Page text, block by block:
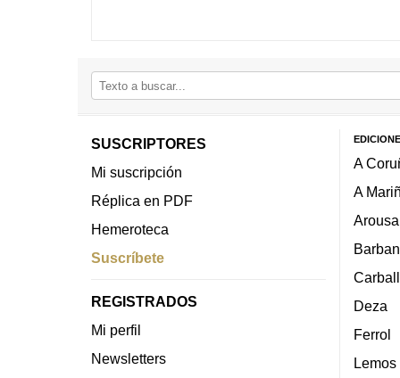
SUSCRIPTORES
Mi suscripción
Réplica en PDF
Hemeroteca
Suscríbete
REGISTRADOS
Mi perfil
Newsletters
A
A
Arousa
Deza
Ferrol
Lemos